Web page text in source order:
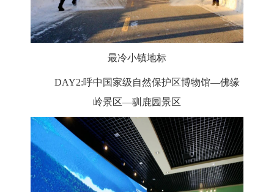
最冷小镇地标
DAY2:呼中国家级自然保护区博物馆—佛缘
岭景区—驯鹿园景区